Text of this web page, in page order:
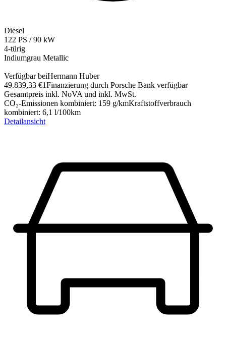
Diesel
122 PS / 90 kW
4-türig
Indiumgrau Metallic
Verfügbar beiHermann Huber
49.839,33 €1Finanzierung durch Porsche Bank verfügbar
Gesamtpreis inkl. NoVA und inkl. MwSt.
CO₂-Emissionen kombiniert: 159 g/kmKraftstoffverbrauch
kombiniert: 6,1 l/100km
Detailansicht